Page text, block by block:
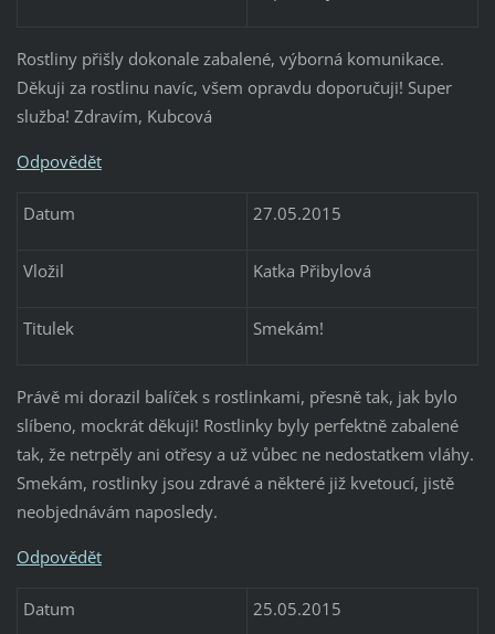
Rostliny přišly dokonale zabalené, výborná komunikace.
Děkuji za rostlinu navíc, všem opravdu doporučuji! Super
služba! Zdravím, Kubcová
Odpovědět
Datum 27.05.2015
Vložil Katka Přibylová
Titulek Smekám!
Právě mi dorazil balíček s rostlinkami, přesně tak, jak bylo
slíbeno, mockrát děkuji! Rostlinky byly perfektně zabalené
tak, že netrpěly ani otřesy a už vůbec ne nedostatkem vláhy.
Smekám, rostlinky jsou zdravé a některé již kvetoucí, jistě
neobjednávám naposledy.
Odpovědět
Datum 25.05.2015